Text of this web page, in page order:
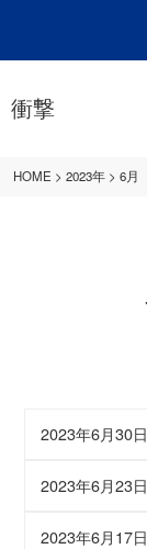
衝撃
HOME > 2023年> 6月
2023年6月30日
2023年6月23日
2023年6月17日